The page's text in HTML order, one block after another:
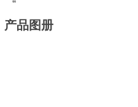
产品图册